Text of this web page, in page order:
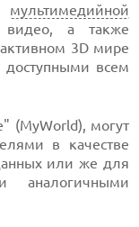
мультимедийной
а также
3D мире
всем
могут
в качестве
или же для
аналогичными